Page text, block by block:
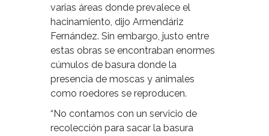
varias áreas donde prevalece el
hacinamiento, dijo Armendáriz
Fernández. Sin embargo, justo entre
estas obras se encontraban enormes
cúmulos de basura donde la
presencia de moscas y animales
como roedores se reproducen.
“No contamos con un servicio de
recolección para sacar la basura